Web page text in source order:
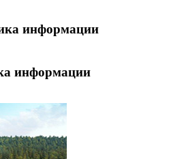
информации
информации